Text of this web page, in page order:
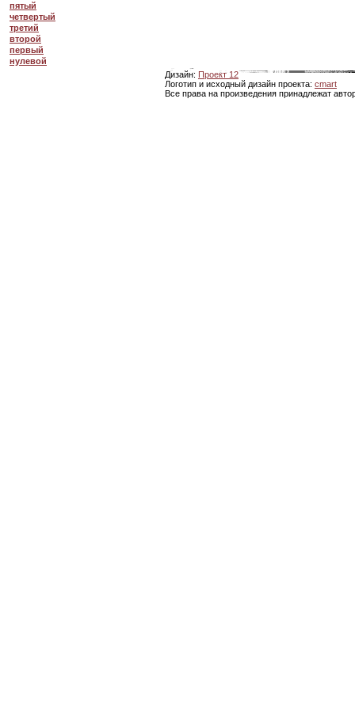
пятый
четвертый
третий
второй
первый
нулевой
Дизайн: Проект 12
Логотип и исходный дизайн проекта: cmart
Все права на произведения принадлежат